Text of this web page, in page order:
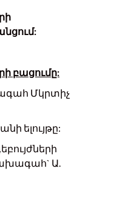
բացումը:
Մկրտիչ
ելույթը:
Ա.